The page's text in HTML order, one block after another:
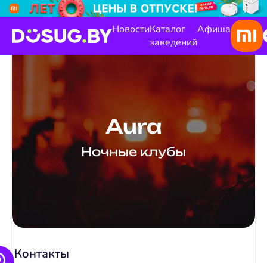
НовостиКаталог
заведений
Афиша
Aura
Ночные клубы
Контакты